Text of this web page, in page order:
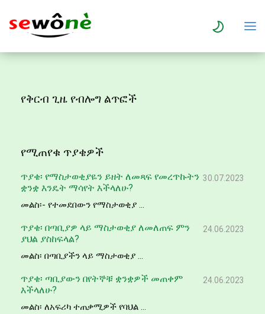
የቅርብ ጊዜ የብሎግ ልጥፎች
የሚጠየቁ ጥያቄዎች
30.07.2023
ጥያቄ፡ የማስታወቂያዬን ይዘት ለመጻፍ የመረጥኩትን
ቋንቋ እንዴት ማሳየት እችላለሁ?
መልስ፡- የተመደበውን የማስታወቂያ ...
24.06.2023
ጥያቄ፡ በጣቢያዎ ላይ ማስታወቂያ ለመለጠፍ ምን
ያህል ያስከፍላል?
መልስ፡ በጣቢያችን ላይ ማስታወቂያ ...
24.06.2023
ጥያቄ፡ ጣቢያውን በየትኞቹ ቋንቋዎች መጠቀም
እችላለሁ?
መልስ፡ ለአፍሪካ ተጠቃሚዎች የባህል ...